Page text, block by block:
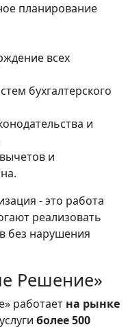
планирование
всех
бухгалтерского
и
и
- это работа
реализовать
без нарушения
Решение»
работает на рынке
более 500